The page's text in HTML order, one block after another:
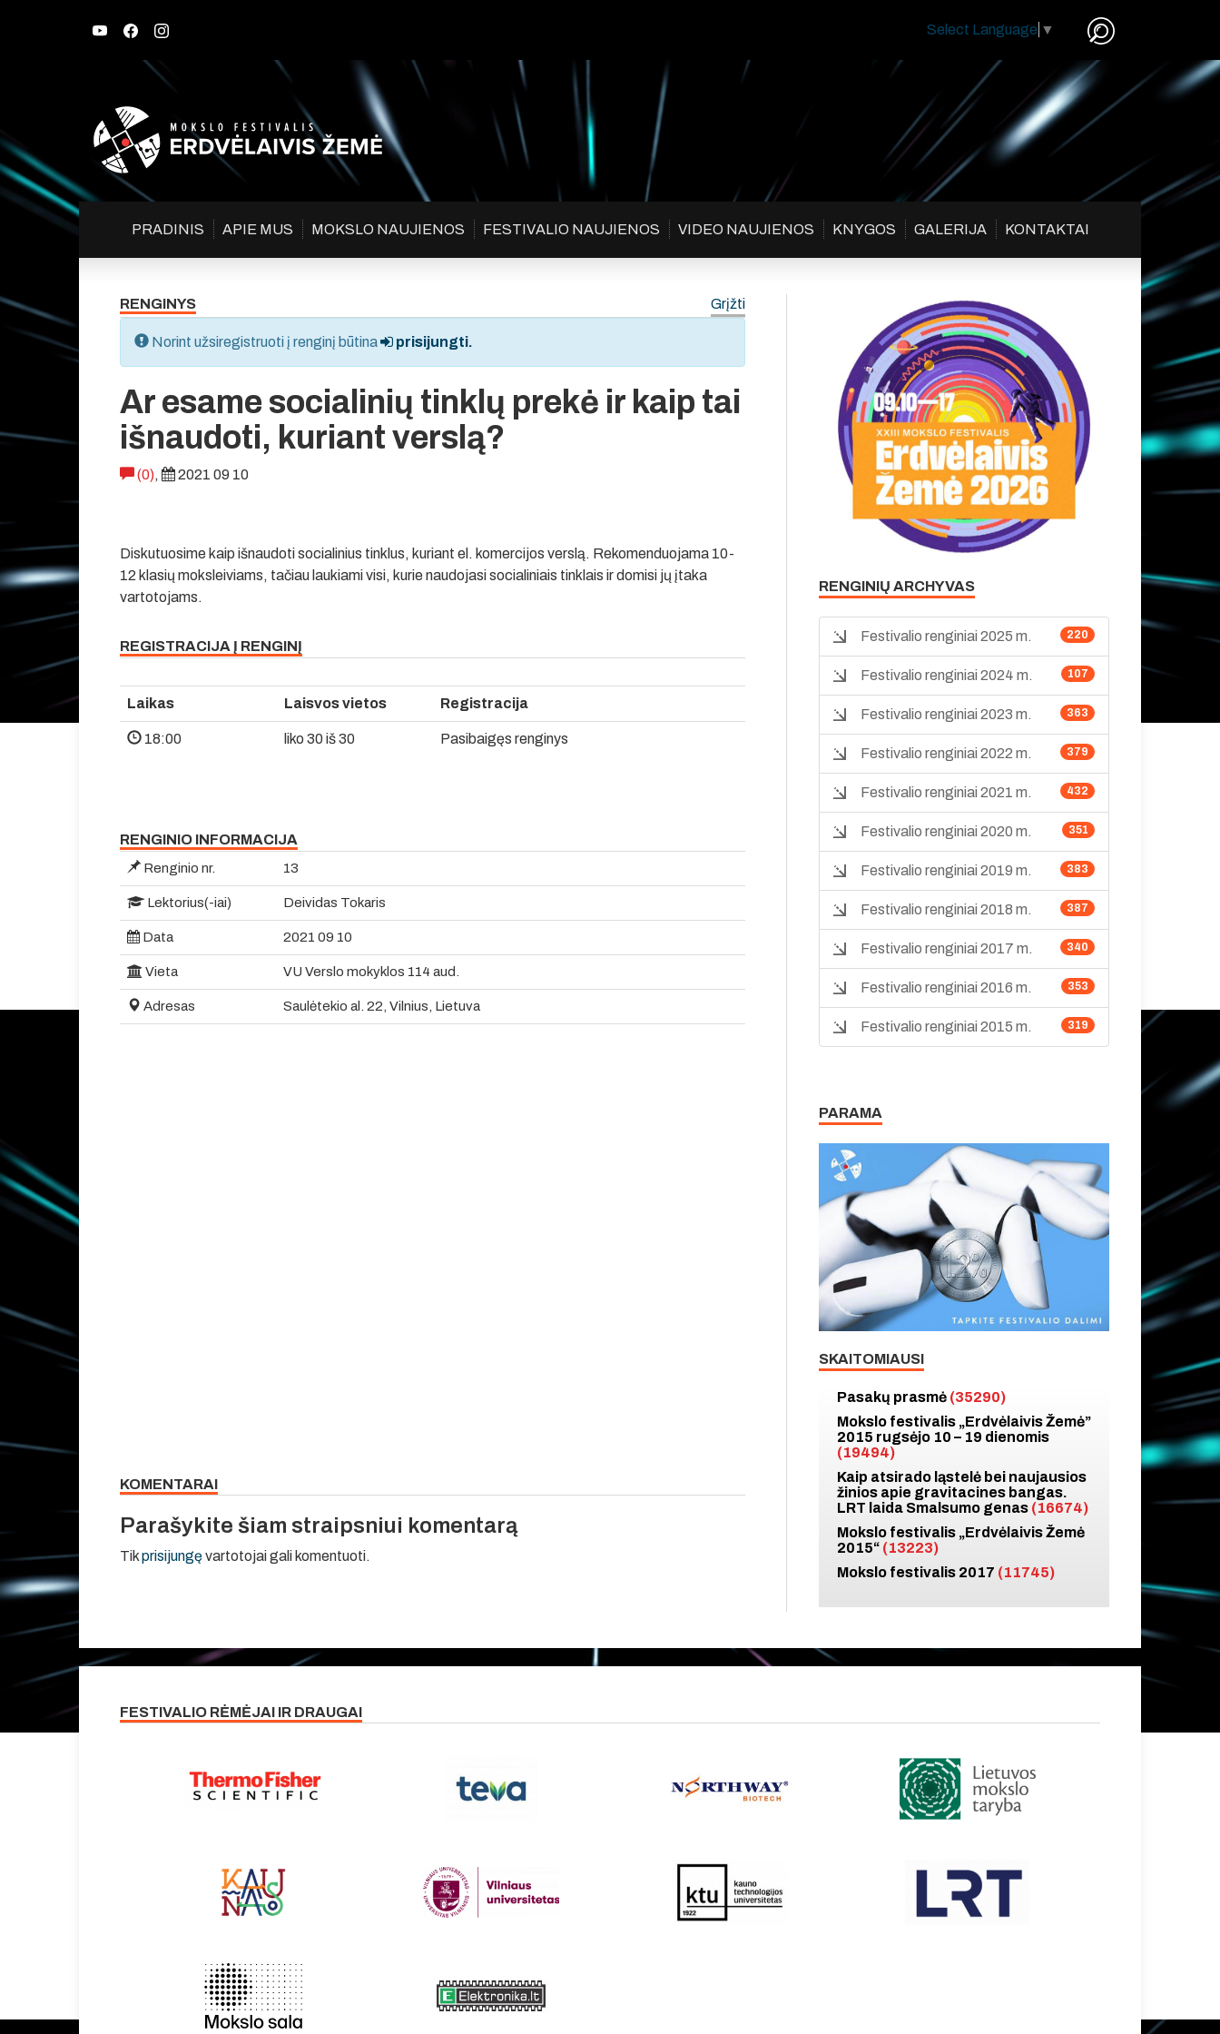
Select Language ▼
PRADINIS APIE MUS MOKSLO NAUJIENOS FESTIVALIO NAUJIENOS VIDEO NAUJIENOS KNYGOS GALERIJA KONTAKTAI
RENGINYS Grįžti
Norint užsiregistruoti į renginį būtina prisijungti.
Ar esame socialinių tinklų prekė ir kaip tai
išnaudoti, kuriant verslą?
(0), 2021 09 10
Diskutuosime kaip išnaudoti socialinius tinklus, kuriant el. komercijos verslą. Rekomenduojama 10-
12 klasių moksleiviams, tačiau laukiami visi, kurie naudojasi socialiniais tinklais ir domisi jų įtaka
vartotojams.
REGISTRACIJA Į RENGINĮ
Laikas Laisvos vietos Registracija
18:00 liko 30 iš 30 Pasibaigęs renginys
RENGINIO INFORMACIJA
Renginio nr. 13
Lektorius(-iai) Deividas Tokaris
Data 2021 09 10
Vieta VU Verslo mokyklos 114 aud.
Adresas Saulėtekio al. 22, Vilnius, Lietuva
KOMENTARAI
Parašykite šiam straipsniui komentarą
Tikprisijungęvartotojai gali komentuoti.
RENGINIŲ ARCHYVAS
220
Festivalio renginiai 2025 m.
107
Festivalio renginiai 2024 m.
363
Festivalio renginiai 2023 m.
379
Festivalio renginiai 2022 m.
432
Festivalio renginiai 2021 m.
351
Festivalio renginiai 2020 m.
383
Festivalio renginiai 2019 m.
387
Festivalio renginiai 2018 m.
340
Festivalio renginiai 2017 m.
353
Festivalio renginiai 2016 m.
319
Festivalio renginiai 2015 m.
PARAMA
SKAITOMIAUSI
Pasakų prasmė (35290)
Mokslo festivalis „Erdvėlaivis Žemė”
2015 rugsėjo 10 – 19 dienomis
(19494)
Kaip atsirado ląstelė bei naujausios
žinios apie gravitacines bangas.
LRT laida Smalsumo genas (16674)
Mokslo festivalis „Erdvėlaivis Žemė
2015“ (13223)
Mokslo festivalis 2017 (11745)
FESTIVALIO RĖMĖJAI IR DRAUGAI